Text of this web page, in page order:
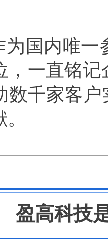
为国内唯
，一直铭
数千家客
盈高科技